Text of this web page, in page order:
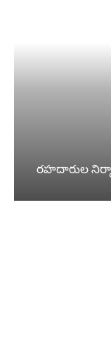
రహదారుల